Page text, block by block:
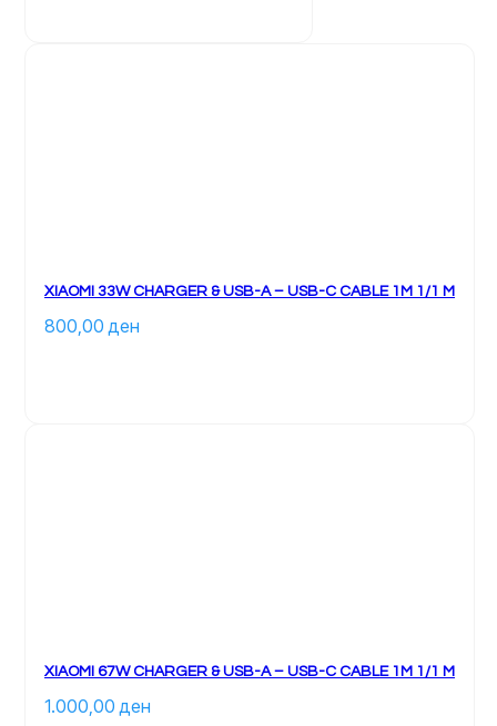
XIAOMI 33W CHARGER & USB-A – USB-C CABLE 1M 1/1 M
800,00 ден
XIAOMI 67W CHARGER & USB-A – USB-C CABLE 1M 1/1 M
1.000,00 ден